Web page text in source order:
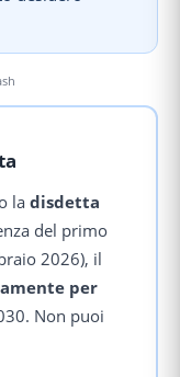
ladisdetta
del primo
2026), il
per
Non puoi